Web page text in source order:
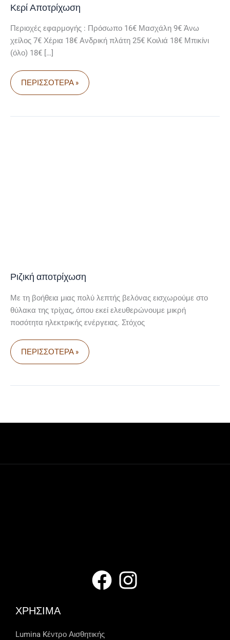
Κερί Αποτρίχωση
Περιοχές εφαρμογής : Πρόσωπο 16€ Μασχάλη 9€ Άνω
χείλος 7€ Χέρια 18€ Aνδρική πλάτη 25€ Κοιλιά 18€ Μπικίνι
(όλο) 18€ […]
ΠΕΡΙΣΣΌΤΕΡΑ »
Ριζική αποτρίχωση
Με τη βοήθεια μιας πολύ λεπτής βελόνας εισχωρούμε στο
θύλακα της τρίχας, όπου εκεί ελευθερώνουμε μικρή
ποσότητα ηλεκτρικής ενέργειας. Στόχος
ΠΕΡΙΣΣΌΤΕΡΑ »
ΧΡΗΣΙΜΑ
Lumina Kέντρο Αισθητικής